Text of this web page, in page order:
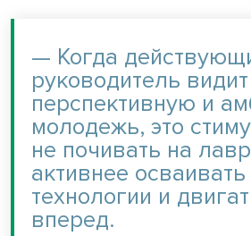
— Когда
руководитель видит
перспективную и
молодежь, это
не почивать на
активнее
технологии и
вперед.